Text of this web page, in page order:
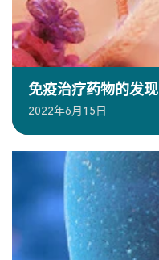
免疫治疗药物的发现
2022年6月15日